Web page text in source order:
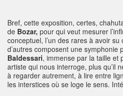
Bref, cette exposition, certes,
de Bozar, pour qui veut mesurer
conceptuel, l’un des rares à avoir
d’autres composent une symphonie
Baldessari, immense par la taille et
artiste qui nous interroge, plus qu’il
à regarder autrement, à lire entre
les interstices où se loge le sens.